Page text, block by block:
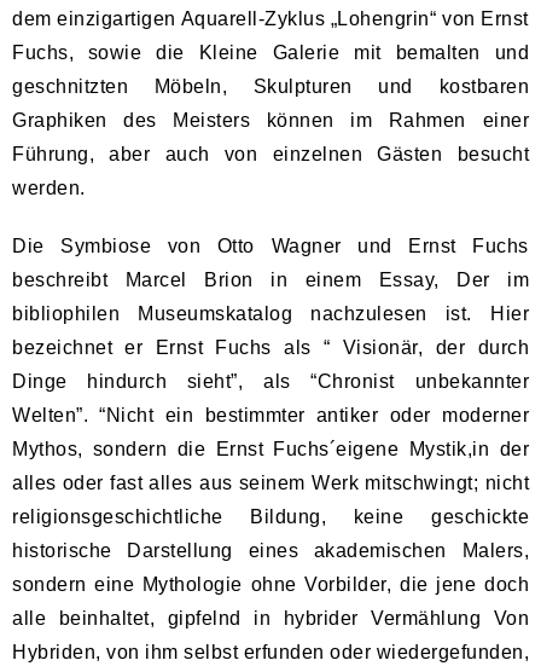
dem einzigartigen Aquarell-Zyklus „Lohengrin“ von Ernst
Fuchs, sowie die Kleine Galerie mit bemalten und
geschnitzten Möbeln, Skulpturen und kostbaren
Graphiken des Meisters können im Rahmen einer
Führung, aber auch von einzelnen Gästen besucht
werden.
Die Symbiose von Otto Wagner und Ernst Fuchs
beschreibt Marcel Brion in einem Essay, Der im
bibliophilen Museumskatalog nachzulesen ist. Hier
bezeichnet er Ernst Fuchs als “ Visionär, der durch
Dinge hindurch sieht”, als “Chronist unbekannter
Welten”. “Nicht ein bestimmter antiker oder moderner
Mythos, sondern die Ernst Fuchs´eigene Mystik,in der
alles oder fast alles aus seinem Werk mitschwingt; nicht
religionsgeschichtliche Bildung, keine geschickte
historische Darstellung eines akademischen Malers,
sondern eine Mythologie ohne Vorbilder, die jene doch
alle beinhaltet, gipfelnd in hybrider Vermählung Von
Hybriden, von ihm selbst erfunden oder wiedergefunden,